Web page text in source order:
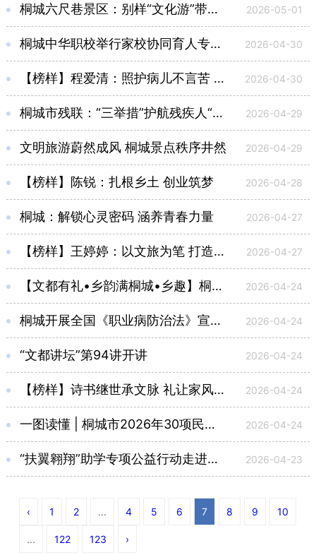
桐城六尺巷景区：别样“文化游”带来文旅“新体验” 2026-05-01
桐城中华职校举行家校协同育人专题报告会 2026-04-30
【榜样】程爱清：照护病儿不言苦 无私母爱韧如钢 2026-04-30
桐城市残联：“三举措”护航残疾人“两项补贴”精准落地 2026-04-29
文明旅游蔚然成风 桐城景点秩序井然 2026-04-29
【榜样】陈锐：扎根乡土 创业筑梦 2026-04-28
桐城：解锁心灵密码 涵养青春力量 2026-04-27
【榜样】王婷婷：以文旅为笔 打造乡村振兴新地标 2026-04-27
【文都有礼•乡韵满桐城•乡趣】桐城市第二届乡村诗会在双溪村溪畔营地举办 2026-04-24
桐城开展全国《职业病防治法》宣传周暨儿童预防接种宣传日活动 2026-04-24
“文都讲坛”第94讲开讲 2026-04-24
【榜样】诗书继世承文脉 礼让家风润万家 2026-04-24
一图读懂 | 桐城市2026年30项民生实事 2026-04-24
“扶翼翱翔”助学专项公益行动走进桐城市特教学校 2026-04-23
‹ 1 2 ... 4 5 6 7 8 9 10
... 122 123 ›